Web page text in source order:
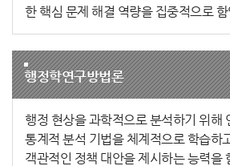
한 핵심 문제 해결 역량을 집중적으로
행정학연구방법론
행정 현상을 과학적으로 분석하기 위해
통계적 분석 기법을 체계적으로 학습하
객관적인 정책 대안을 제시하는 능력을